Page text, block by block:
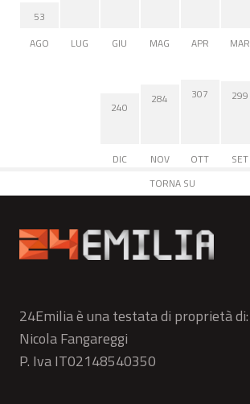
53
AGO
LUG GIU MAG APR MAR
240
DIC
284
NOV
307
OTT
299
SET
TORNA SU
24Emilia è una testata di proprietà di:
Nicola Fangareggi
P. Iva IT02148540350